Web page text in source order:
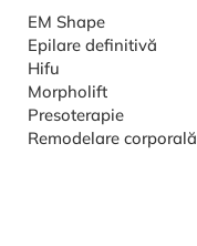
EM Shape
Epilare definitivă
Hifu
Morpholift
Presoterapie
Remodelare corporală